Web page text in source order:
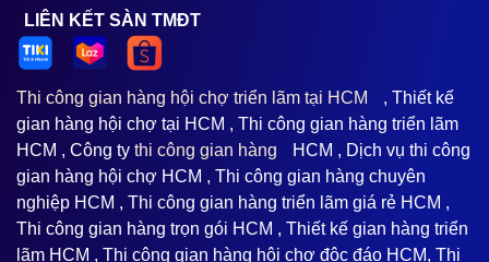
LIÊN KẾT SÀN TMĐT
Thi công gian hàng hội chợ triển lãm tại HCM
, Thiết kế
gian hàng hội chợ tại HCM , Thi công gian hàng triển lãm
HCM , Công ty thi công gian hàng
HCM , Dịch vụ thi công
gian hàng hội chợ HCM , Thi công gian hàng chuyên
nghiệp HCM , Thi công gian hàng triển lãm giá rẻ HCM ,
Thi công gian hàng trọn gói HCM , Thiết kế gian hàng triển
lãm HCM , Thi công gian hàng hội chợ độc đáo HCM, Thi